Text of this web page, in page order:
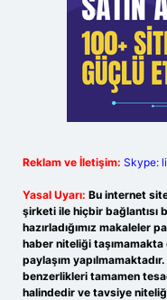
Reklam ve İletişim: Skype:
Yasal Uyarı: Bu internet
şirketi ile hiçbir bağlantısı
hazırladığımız makaleler
haber niteliği
paylaşım
benzerlikleri tamamen
halindedir ve tavsiye